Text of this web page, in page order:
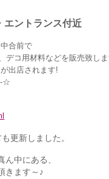
エントランス付近
合前で
デコ用材料などを販売致しま
出店されます!
☆
更新しました。
中にある、
きます～♪